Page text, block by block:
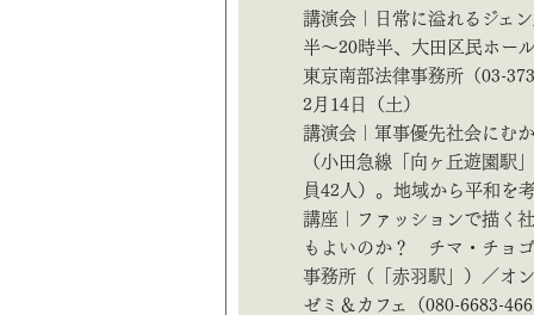
講演会｜日常に溢れるジェ
半～20時半、大田区民ホー
東京南部法律事務所（03-
2月14日（土）
講演会｜軍事優先社会にむ
（小田急線「向ヶ丘遊園駅
員42人）。地域から平和を
講座｜ファッションで描
もよいのか？ チマ・チョ
事務所（「赤羽駅」）／オ
ゼミ＆カフェ（080-6683-